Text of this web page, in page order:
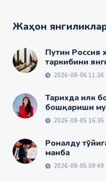
Жаҳон
Путин Россия
таркибини
2026-08-06 11:26
Тарихда илк
бошқариши
2026-08-05 16:35
Роналду
манба
2026-08-05 09:49